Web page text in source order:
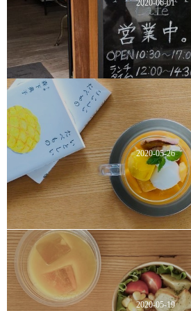
2020-06-01
2020-05-26
2020-05-19